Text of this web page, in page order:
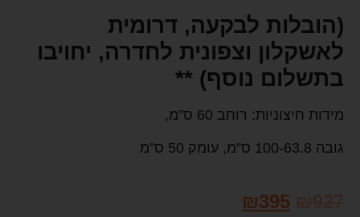
(הובלות לבקעה, דרומית
לאשקלון וצפונית לחדרה, יחויבו
בתשלום נוסף) **
מידות חיצוניות: רוחב 60 ס"מ,
גובה 100-63.8 ס"מ, עומק 50 ס"מ
₪395